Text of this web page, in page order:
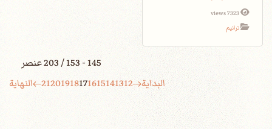
7323 views
ترانيم
145 - 153 / 203 عنصر
البداية
12
13
14
15
16
17
18
19
20
21 النهاية